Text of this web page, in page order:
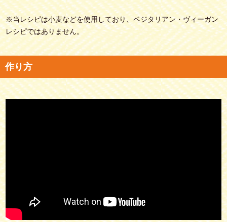
※当レシピは小麦などを使用しており、ベジタリアン・ヴィーガン
レシピではありません。
作り方